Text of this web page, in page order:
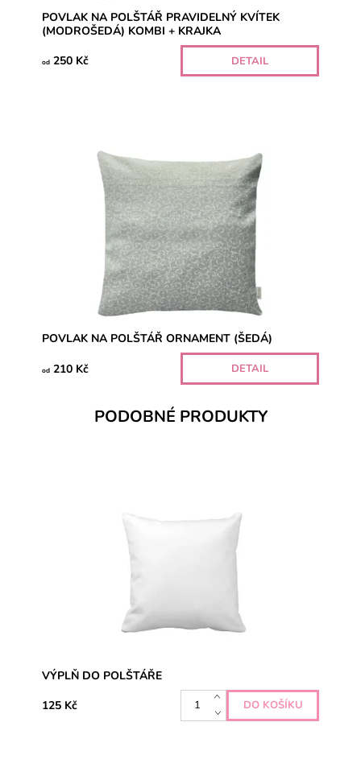
POVLAK NA POLŠTÁŘ PRAVIDELNÝ KVÍTEK
(MODROŠEDÁ) KOMBI + KRAJKA
od 250 Kč DETAIL
POVLAK NA POLŠTÁŘ ORNAMENT (ŠEDÁ)
od 210 Kč DETAIL
PODOBNÉ PRODUKTY
VÝPLŇ DO POLŠTÁŘE
125 Kč